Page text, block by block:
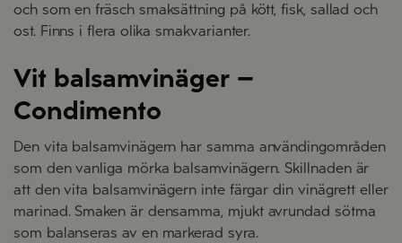
och som en fräsch smaksättning på kött, fisk, sallad och
ost. Finns i flera olika smakvarianter.
Vit balsamvinäger –
Condimento
Den vita balsamvinägern har samma användingområden
som den vanliga mörka balsamvinägern. Skillnaden är
att den vita balsamvinägern inte färgar din vinägrett eller
marinad. Smaken är densamma, mjukt avrundad sötma
som balanseras av en markerad syra.